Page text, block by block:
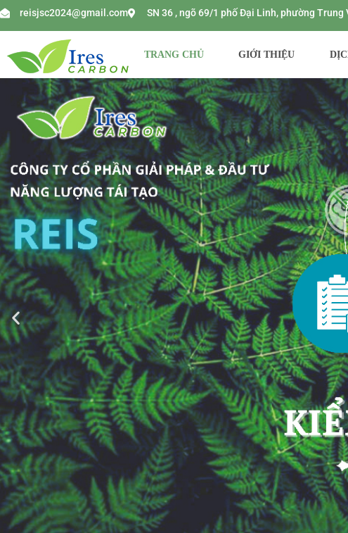
reisjsc2024@gmail.com SN 36 , ngõ 69/1 phố Đại Linh, phường Trung
TRANG CHỦ GIỚI THIỆU